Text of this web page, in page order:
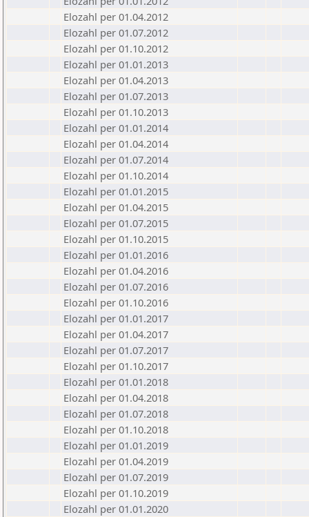
Elozahl per 01.04.2012
Elozahl per 01.07.2012
Elozahl per 01.10.2012
Elozahl per 01.01.2013
Elozahl per 01.04.2013
Elozahl per 01.07.2013
Elozahl per 01.10.2013
Elozahl per 01.01.2014
Elozahl per 01.04.2014
Elozahl per 01.07.2014
Elozahl per 01.10.2014
Elozahl per 01.01.2015
Elozahl per 01.04.2015
Elozahl per 01.07.2015
Elozahl per 01.10.2015
Elozahl per 01.01.2016
Elozahl per 01.04.2016
Elozahl per 01.07.2016
Elozahl per 01.10.2016
Elozahl per 01.01.2017
Elozahl per 01.04.2017
Elozahl per 01.07.2017
Elozahl per 01.10.2017
Elozahl per 01.01.2018
Elozahl per 01.04.2018
Elozahl per 01.07.2018
Elozahl per 01.10.2018
Elozahl per 01.01.2019
Elozahl per 01.04.2019
Elozahl per 01.07.2019
Elozahl per 01.10.2019
Elozahl per 01.01.2020